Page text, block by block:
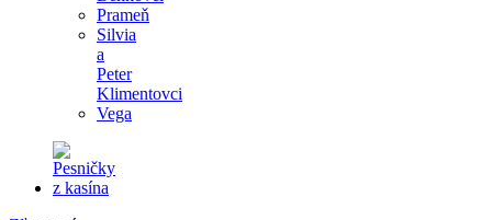
Prameň
Silvia
a
Peter
Klimentovci
Vega